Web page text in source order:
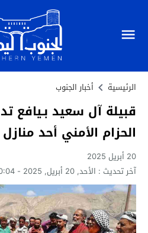
الرئيسية أخبار الجنوب
قبيلة آل سعيد بـيافع
الحزام الأمني أحد
20 أبريل 2025
آخر تحديث : الأحد, 20 أبريل, 2025 - 10:04 مساءً